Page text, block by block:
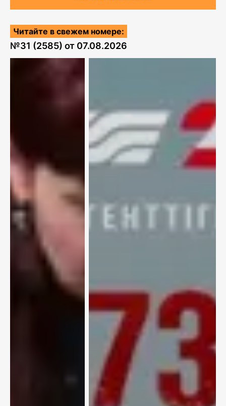
Читайте в свежем номере:
№31 (2585) от 07.08.2026